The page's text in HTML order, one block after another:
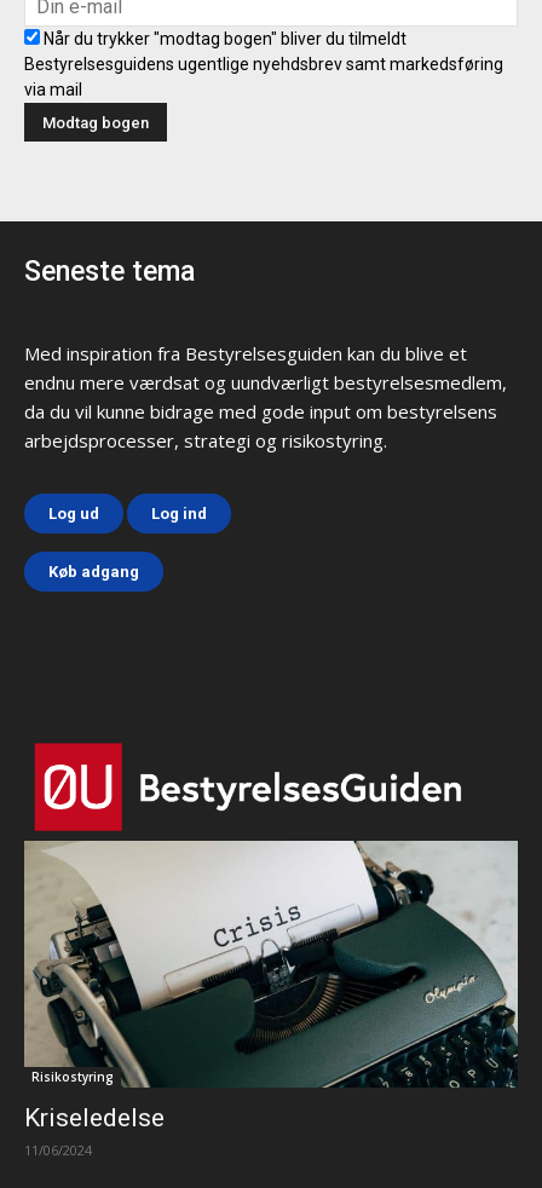
Når du trykker "modtag bogen" bliver du tilmeldt
Bestyrelsesguidens ugentlige nyehdsbrev samt markedsføring
via mail
Seneste tema
Med inspiration fra Bestyrelsesguiden kan du blive et
endnu mere værdsat og uundværligt bestyrelsesmedlem,
da du vil kunne bidrage med gode input om bestyrelsens
arbejdsprocesser, strategi og risikostyring.
Log ud Log ind
Køb adgang
Risikostyring
Kriseledelse
11/06/2024